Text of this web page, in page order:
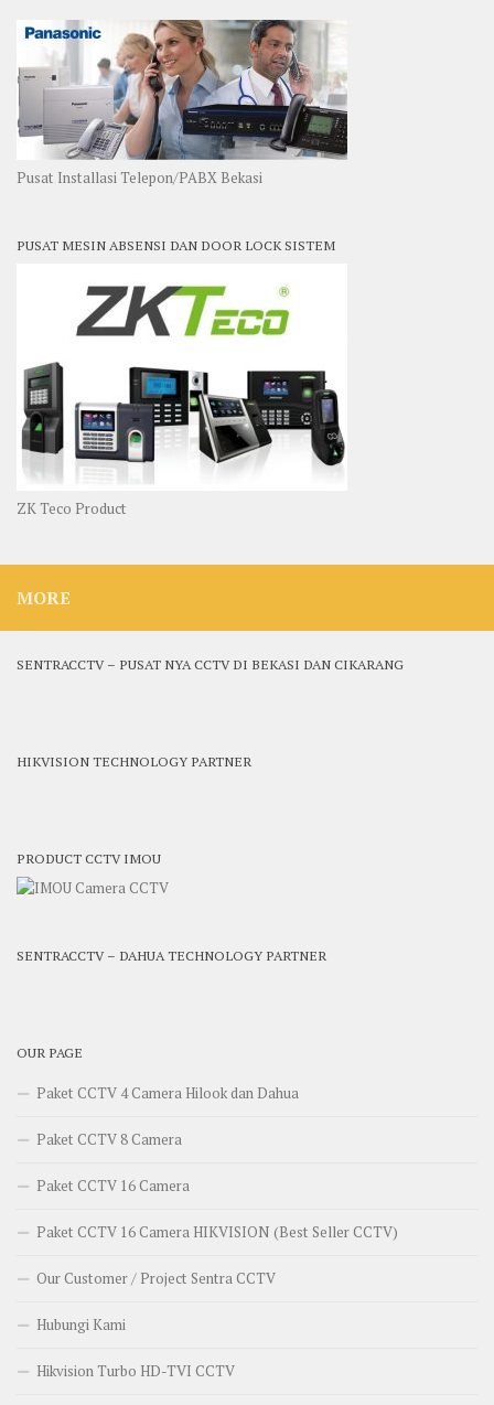
Pusat Installasi Telepon/PABX Bekasi
PUSAT MESIN ABSENSI DAN DOOR LOCK SISTEM
ZK Teco Product
MORE
SENTRACCTV – PUSAT NYA CCTV DI BEKASI DAN CIKARANG
HIKVISION TECHNOLOGY PARTNER
PRODUCT CCTV IMOU
SENTRACCTV – DAHUA TECHNOLOGY PARTNER
OUR PAGE
Paket CCTV 4 Camera Hilook dan Dahua
Paket CCTV 8 Camera
Paket CCTV 16 Camera
Paket CCTV 16 Camera HIKVISION (Best Seller CCTV)
Our Customer / Project Sentra CCTV
Hubungi Kami
Hikvision Turbo HD-TVI CCTV